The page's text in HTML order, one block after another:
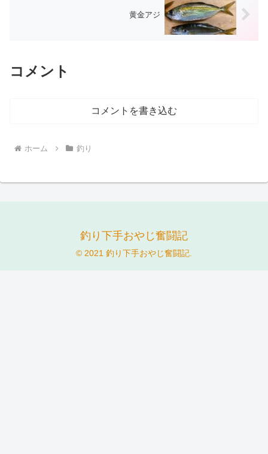
黄金アジ
コメント
コメントを書き込む
ホーム 釣り
釣り下手おやじ奮闘記
© 2021 釣り下手おやじ奮闘記.